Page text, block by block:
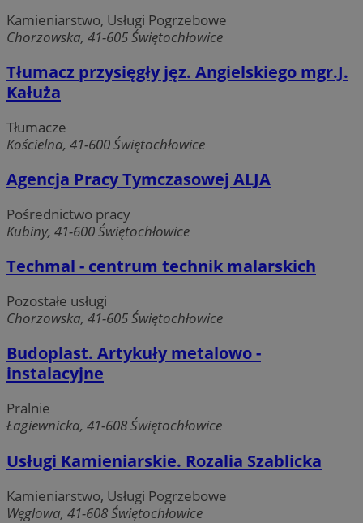
Kamieniarstwo, Usługi Pogrzebowe
Chorzowska, 41-605 Świętochłowice
Tłumacz przysięgły jęz. Angielskiego mgr.J.
Kałuża
Tłumacze
Kościelna, 41-600 Świętochłowice
Agencja Pracy Tymczasowej ALJA
Pośrednictwo pracy
Kubiny, 41-600 Świętochłowice
Techmal - centrum technik malarskich
Pozostałe usługi
Chorzowska, 41-605 Świętochłowice
Budoplast. Artykuły metalowo -
instalacyjne
Pralnie
Łagiewnicka, 41-608 Świętochłowice
Usługi Kamieniarskie. Rozalia Szablicka
Kamieniarstwo, Usługi Pogrzebowe
Węglowa, 41-608 Świętochłowice